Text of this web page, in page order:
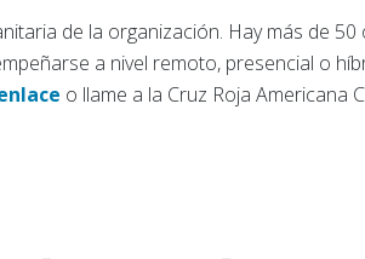
de la organización. Hay más de
a nivel remoto, presencial o
o llame a la Cruz Roja Americana